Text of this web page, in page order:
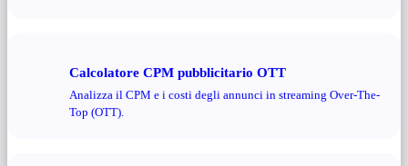
Calcolatore CPM pubblicitario OTT
Analizza il CPM e i costi degli annunci in streaming Over-The-
Top (OTT).